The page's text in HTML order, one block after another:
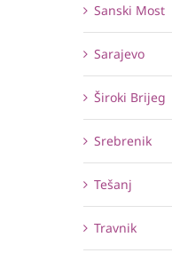
Sanski Most
Sarajevo
Široki Brijeg
Srebrenik
Tešanj
Travnik